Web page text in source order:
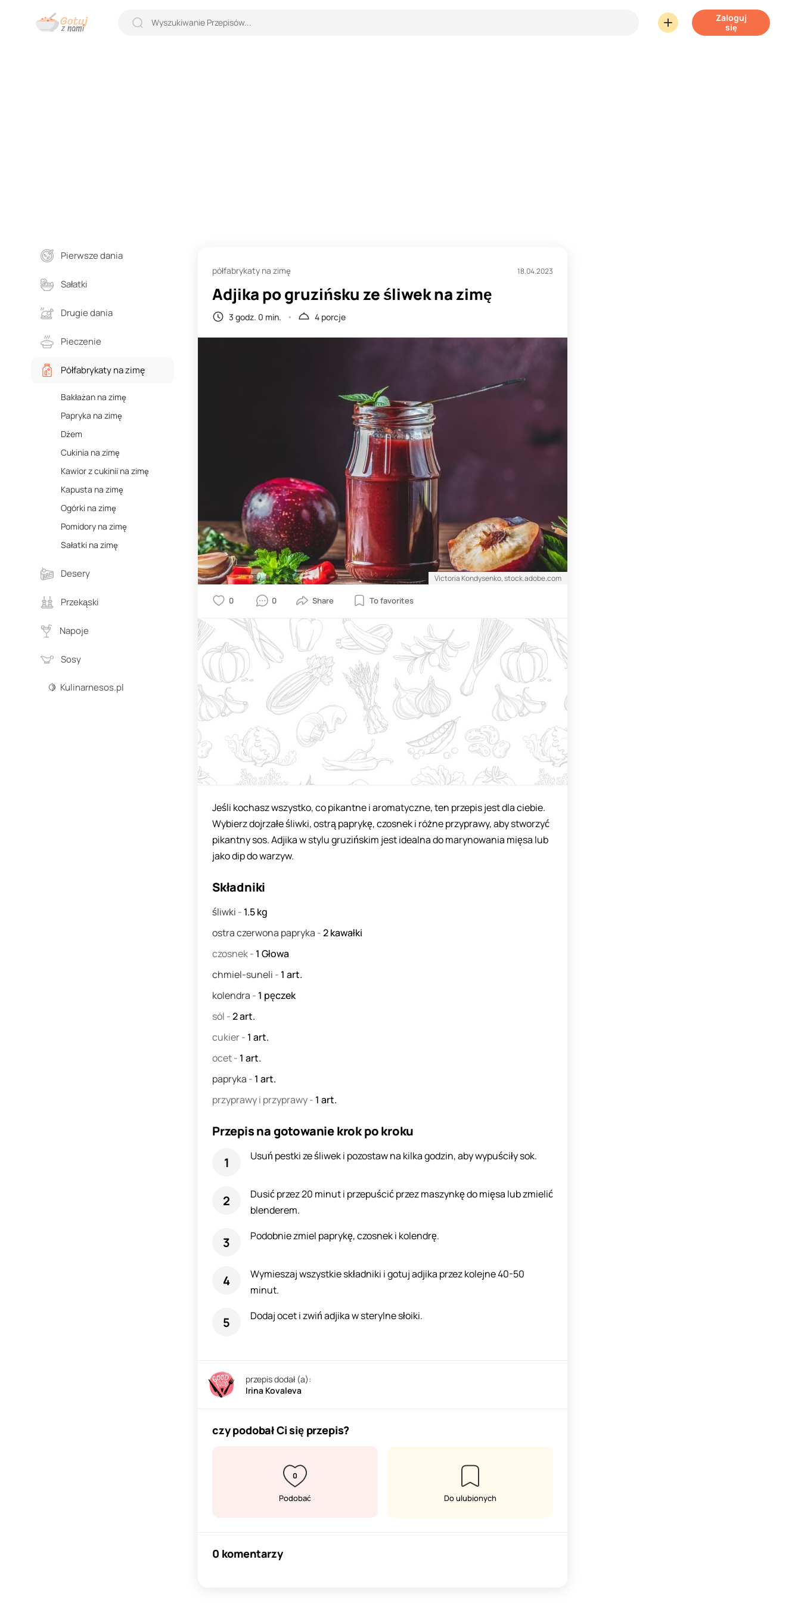
Zaloguj
się
Pierwsze dania
Sałatki
Drugie dania
Pieczenie
Półfabrykaty na zimę
Bakłażan na zimę
Papryka na zimę
Dżem
Cukinia na zimę
Kawior z cukinii na zimę
Kapusta na zimę
Ogórki na zimę
Pomidory na zimę
Sałatki na zimę
Desery
Przekąski
Napoje
Sosy
🍋 Kulinarnesos.pl
półfabrykaty na zimę 18.04.2023
Adjika po gruzińsku ze śliwek na zimę
3 godz. 0 min. 4 porcje
Victoria Kondysenko, stock.adobe.com
0 0
Jeśli kochasz wszystko, co pikantne i aromatyczne, ten przepis jest dla ciebie.
Wybierz dojrzałe śliwki, ostrą paprykę, czosnek i różne przyprawy, aby stworzyć
pikantny sos. Adjika w stylu gruzińskim jest idealna do marynowania mięsa lub
jako dip do warzyw.
Składniki
śliwki - 1.5kg
ostra czerwona papryka -2kawałki
czosnek- 1 Głowa
chmiel-suneli - 1 art.
kolendra - 1 pęczek
sól -2art.
cukier- 1 art.
ocet- 1 art.
papryka - 1 art.
przyprawy i przyprawy- 1 art.
Przepis na gotowanie krok po kroku
Usuń pestki ze śliwek i pozostaw na kilka godzin, aby wypuściły sok.
Dusić przez 20 minut i przepuścić przez maszynkę do mięsa lub zmielić
blenderem.
Podobnie zmiel paprykę, czosnek i kolendrę.
Wymieszaj wszystkie składniki i gotuj adjika przez kolejne 40-50
minut.
Dodaj ocet i zwiń adjika w sterylne słoiki.
przepis dodał (a):
Irina Kovaleva
czy podobał Ci się przepis?
0
Podobać Do ulubionych
0 komentarzy